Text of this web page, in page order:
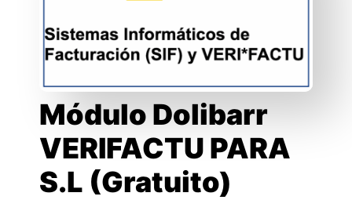
Módulo Dolibarr
VERIFACTU PARA
S.L (Gratuito)